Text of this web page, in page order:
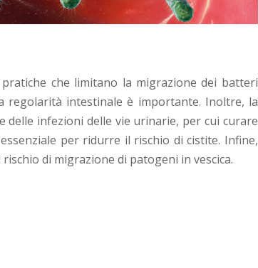
che limitano la migrazione dei batteri
regolarità intestinale è importante. Inoltre, la
delle infezioni delle vie urinarie, per cui curare
per ridurre il rischio di cistite. Infine,
di migrazione di patogeni in vescica.